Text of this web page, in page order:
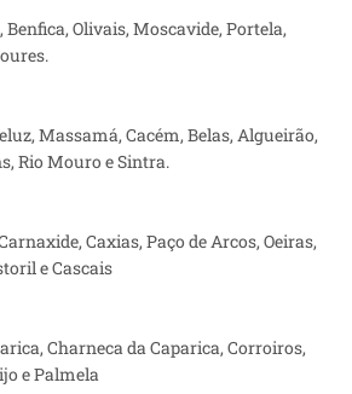
Benfica, Olivais, Moscavide, Portela,
Massamá, Cacém, Belas, Algueirão,
Rio Mouro e Sintra.
Caxias, Paço de Arcos, Oeiras,
e Cascais
Charneca da Caparica, Corroiros,
e Palmela